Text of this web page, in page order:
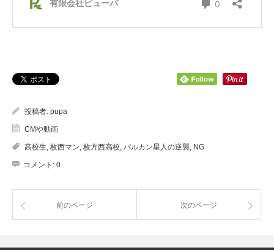
投稿者: pupa
CMや動画
高校生, 枚西マン, 枚方西高校, パルカン星人の逆襲, NG
コメント: 0
前のページ 次のページ